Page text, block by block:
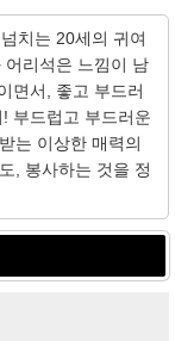
치는 20세의 귀여
리석은 느낌이 남
면서, 좋고 부드러
부드럽고 부드러운
는 이상한 매력의
, 봉사하는 것을 정